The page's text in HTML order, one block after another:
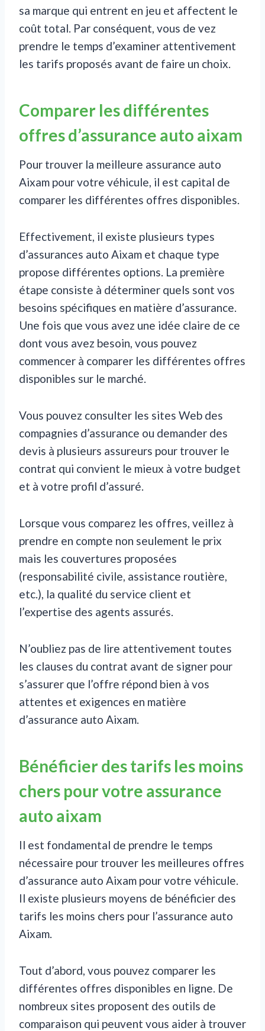
sa marque qui entrent en jeu et affectent le
coût total. Par conséquent, vous de vez
prendre le temps d’examiner attentivement
les tarifs proposés avant de faire un choix.
Comparer les différentes
offres d’assurance auto aixam
Pour trouver la meilleure assurance auto
Aixam pour votre véhicule, il est capital de
comparer les différentes offres disponibles.
Effectivement, il existe plusieurs types
d’assurances auto Aixam et chaque type
propose différentes options. La première
étape consiste à déterminer quels sont vos
besoins spécifiques en matière d’assurance.
Une fois que vous avez une idée claire de ce
dont vous avez besoin, vous pouvez
commencer à comparer les différentes offres
disponibles sur le marché.
Vous pouvez consulter les sites Web des
compagnies d’assurance ou demander des
devis à plusieurs assureurs pour trouver le
contrat qui convient le mieux à votre budget
et à votre profil d’assuré.
Lorsque vous comparez les offres, veillez à
prendre en compte non seulement le prix
mais les couvertures proposées
(responsabilité civile, assistance routière,
etc.), la qualité du service client et
l’expertise des agents assurés.
N’oubliez pas de lire attentivement toutes
les clauses du contrat avant de signer pour
s’assurer que l’offre répond bien à vos
attentes et exigences en matière
d’assurance auto Aixam.
Bénéficier des tarifs les moins
chers pour votre assurance
auto aixam
Il est fondamental de prendre le temps
nécessaire pour trouver les meilleures offres
d’assurance auto Aixam pour votre véhicule.
Il existe plusieurs moyens de bénéficier des
tarifs les moins chers pour l’assurance auto
Aixam.
Tout d’abord, vous pouvez comparer les
différentes offres disponibles en ligne. De
nombreux sites proposent des outils de
comparaison qui peuvent vous aider à trouver